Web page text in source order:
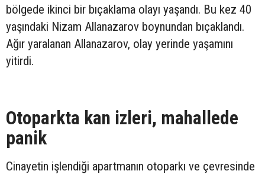
bölgede ikinci bir bıçaklama olayı yaşandı. Bu kez 40
yaşındaki Nizam Allanazarov boynundan bıçaklandı.
Ağır yaralanan Allanazarov, olay yerinde yaşamını
yitirdi.
Otoparkta kan izleri, mahallede
panik
Cinayetin işlendiği apartmanın otoparkı ve çevresinde